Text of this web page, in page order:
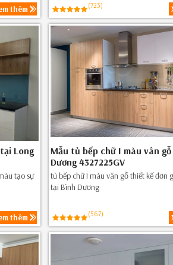
thêm (723)
Long
tạo sự
thêm
Mẫu tủ bếp chữ I màu vân
Dương 4327225GV
tủ bếp chữ I màu vân gỗ thiết kế đơn
tại Bình Dương
(567)